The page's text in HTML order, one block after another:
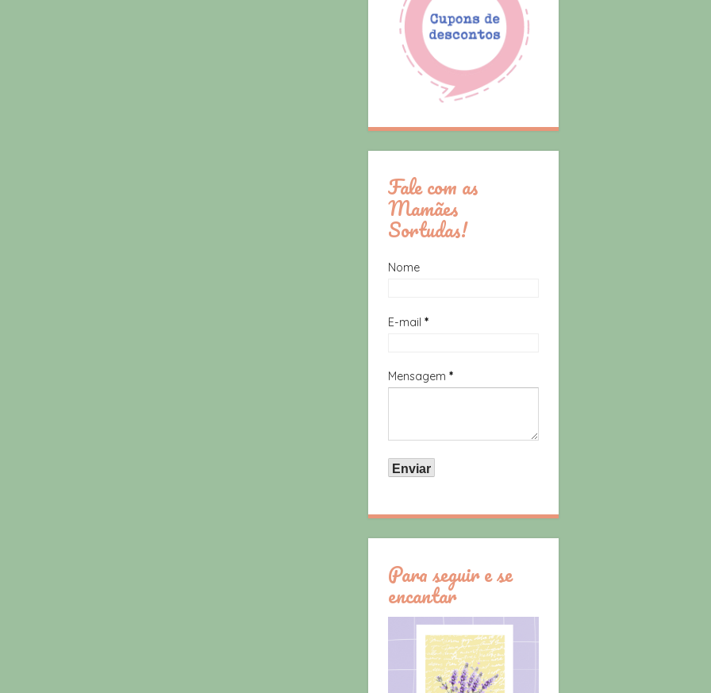
Fale com as
Mamães
Sortudas!
Nome
E-mail *
Mensagem *
Para seguir e se
encantar